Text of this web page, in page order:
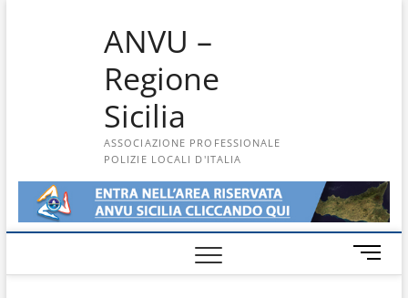
ANVU –
Regione
Sicilia
ASSOCIAZIONE PROFESSIONALE
POLIZIE LOCALI D'ITALIA
M
e